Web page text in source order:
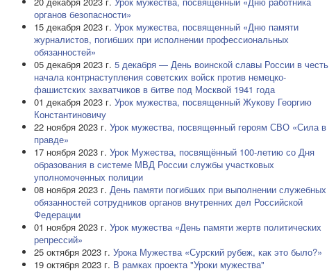
органов безопасности»
15 декабря 2023 г. Урок мужества, посвященный «Дню памяти
журналистов, погибших при исполнении профессиональных
обязанностей»
05 декабря 2023 г. 5 декабря — День воинской славы России в честь
начала контрнаступления советских войск против немецко-
фашистских захватчиков в битве под Москвой 1941 года
01 декабря 2023 г. Урок мужества, посвященный Жукову Георгию
Константиновичу
22 ноября 2023 г. Урок мужества, посвященный героям СВО «Сила в
правде»
17 ноября 2023 г. Урок Мужества, посвящённый 100-летию со Дня
образования в системе МВД России службы участковых
уполномоченных полиции
08 ноября 2023 г. День памяти погибших при выполнении служебных
обязанностей сотрудников органов внутренних дел Российской
Федерации
01 ноября 2023 г. Урок мужества «День памяти жертв политических
репрессий»
25 октября 2023 г. Урока Мужества «Сурский рубеж, как это было?»
19 октября 2023 г. В рамках проекта "Уроки мужества"